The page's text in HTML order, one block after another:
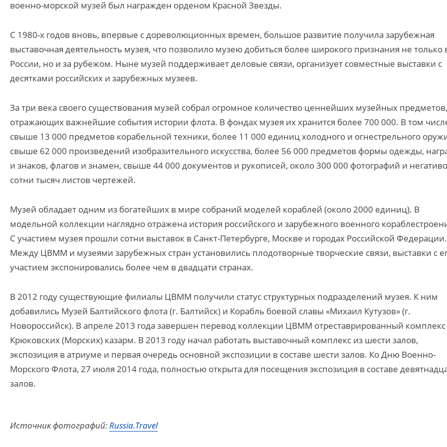
военно-морской музей был награжден орденом Красной Звезды.
С 1980-х годов вновь, впервые с дореволюционных времен, большое развитие получила зарубежная
выставочная деятельность музея, что позволило музею добиться более широкого признания не только
России, но и за рубежом. Ныне музей поддерживает деловые связи, организует совместные выставки с
десятками российских и зарубежных музеев.
За три века своего существования музей собрал огромное количество ценнейших музейных предметов,
отражающих важнейшие события истории флота. В фондах музея их хранится более 700 000. В том
свыше 13 000 предметов корабельной техники, более 11 000 единиц холодного и огнестрельного
свыше 62 000 произведений изобразительного искусства, более 56 000 предметов формы одежды,
и знаков, флагов и знамен, свыше 44 000 документов и рукописей, около 300 000 фотографий и
сотни тысяч листов чертежей.
Музей обладает одним из богатейших в мире собраний моделей кораблей (около 2000 единиц). В
модельной коллекции наглядно отражена история российского и зарубежного военного
С участием музея прошли сотни выставок в Санкт-Петербурге, Москве и городах Российской Федерации.
Между ЦВММ и музеями зарубежных стран установились плодотворные творческие связи, выставки с
участием экспонировались более чем в двадцати странах.
В 2012 году существующие филиалы ЦВММ получили статус структурных подразделений музея. К ним
добавились Музей Балтийского флота (г. Балтийск) и Корабль боевой славы «Михаил Кутузов» (г.
Новороссийск). В апреле 2013 года завершен перевод коллекции ЦВММ отреставрированный комплекс
Крюковских (Морских) казарм. В 2013 году начал работать выставочный комплекс из шести залов,
экспозиция в атриуме и первая очередь основной экспозиции в составе шести залов. Ко Дню Военно-
Морского Флота, 27 июля 2014 года, полностью открыта для посещения экспозиция в составе
залов.
Источник фотографий:Russia.Travel